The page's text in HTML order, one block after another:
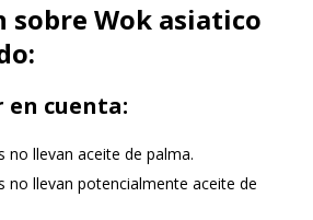
Wok asiatico
en cuenta:
no llevan aceite de palma.
no llevan potencialmente aceite de